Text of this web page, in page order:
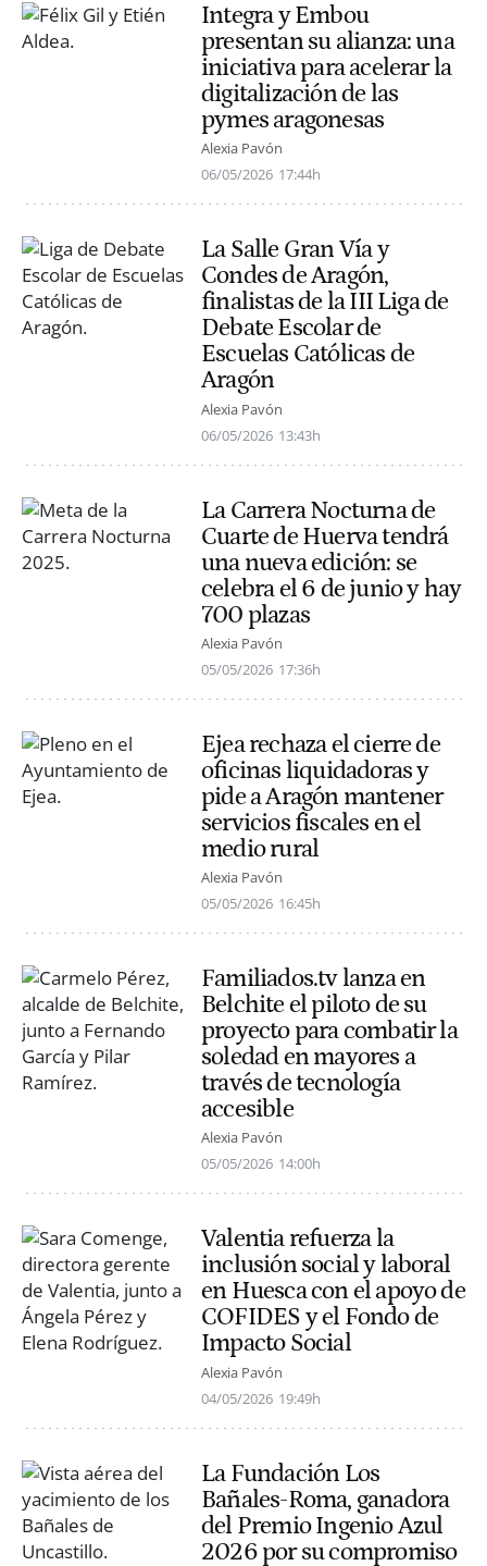
Integra y Embou
presentan su alianza: una
iniciativa para acelerar la
digitalización de las
pymes aragonesas
Alexia Pavón
06/05/2026 17:44h
La Salle Gran Vía y
Condes de Aragón,
finalistas de la III Liga de
Debate Escolar de
Escuelas Católicas de
Aragón
Alexia Pavón
06/05/2026 13:43h
La Carrera Nocturna de
Cuarte de Huerva tendrá
una nueva edición: se
celebra el 6 de junio y hay
700 plazas
Alexia Pavón
05/05/2026 17:36h
Ejea rechaza el cierre de
oficinas liquidadoras y
pide a Aragón mantener
servicios fiscales en el
medio rural
Alexia Pavón
05/05/2026 16:45h
Familiados.tv lanza en
Belchite el piloto de su
proyecto para combatir la
soledad en mayores a
través de tecnología
accesible
Alexia Pavón
05/05/2026 14:00h
Valentia refuerza la
inclusión social y laboral
en Huesca con el apoyo de
COFIDES y el Fondo de
Impacto Social
Alexia Pavón
04/05/2026 19:49h
La Fundación Los
Bañales-Roma, ganadora
del Premio Ingenio Azul
2026 por su compromiso